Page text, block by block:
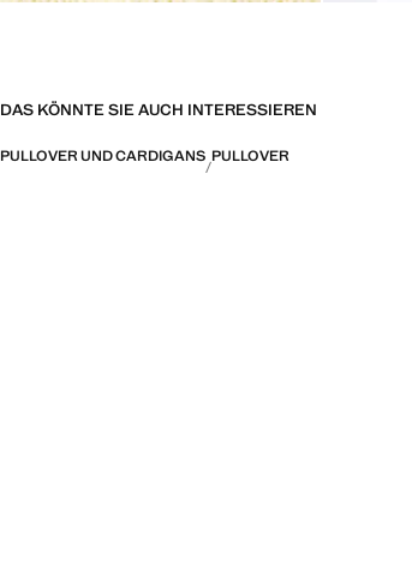
DAS KÖNNTE SIE AUCH INTERESSIEREN
PULLOVER UND CARDIGANS PULLOVER